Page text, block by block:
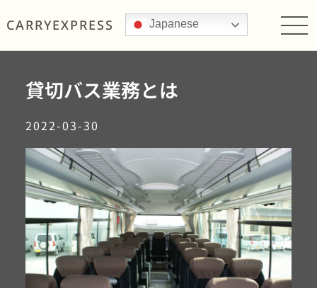
CARRYEXPRESS Japanese
貸切バス業務とは
2022-03-30